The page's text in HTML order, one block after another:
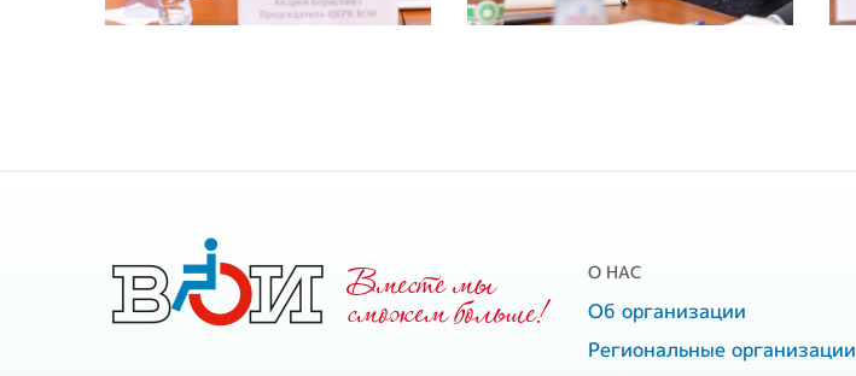
Вместе мы
cможем больше!
О НАС
Об организации
Региональные организации